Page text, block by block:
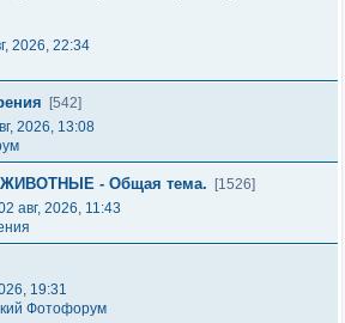
2026, 22:34
[542]
2026, 13:08
- Общая тема.
[1526]
авг, 2026, 11:43
19:31
Фотофорум